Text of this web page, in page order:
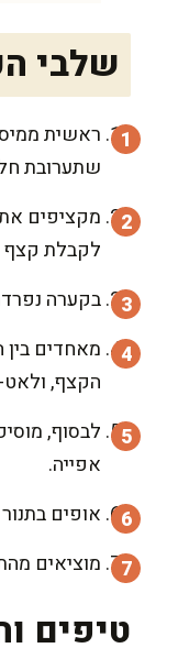
שלבי
ראשית
שתערובת
מקציפים
לקבלת קצף
בקערה
מאחדים
הקצף,
לבסוף,
אפייה.
אופים בתנור שחומם מראש ל-170 מעלות,
מוציאים
טיפים